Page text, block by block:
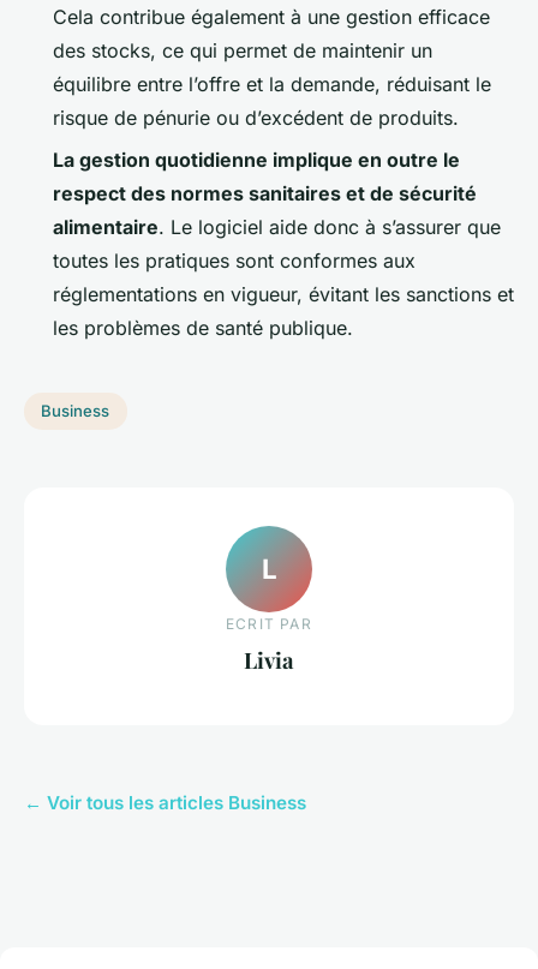
Cela contribue également à une gestion efficace
des stocks, ce qui permet de maintenir un
équilibre entre l’offre et la demande, réduisant le
risque de pénurie ou d’excédent de produits.
La gestion quotidienne implique en outre le
respect des normes sanitaires et de sécurité
alimentaire. Le logiciel aide donc à s’assurer que
toutes les pratiques sont conformes aux
réglementations en vigueur, évitant les sanctions et
les problèmes de santé publique.
Business
L
ECRIT PAR
Livia
← Voir tous les articles Business